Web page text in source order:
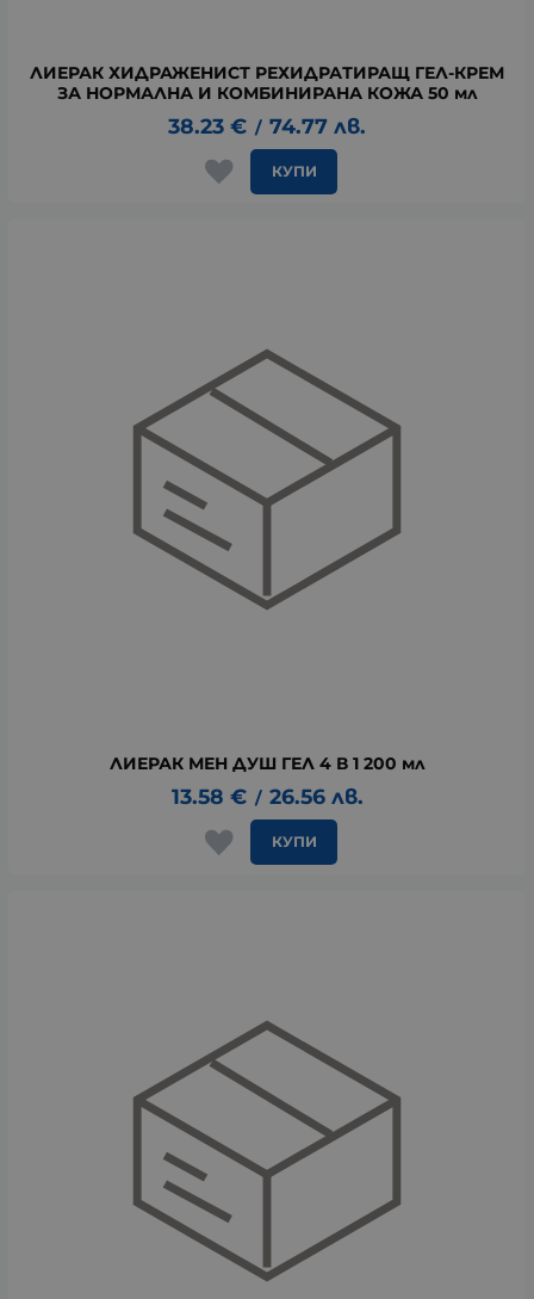
ЛИЕРАК ХИДРАЖЕНИСТ РЕХИДРАТИРАЩ ГЕЛ-КРЕМ
ЗА НОРМАЛНА И КОМБИНИРАНА КОЖА 50 мл
38.23 € / 74.77 лв.
КУПИ
ЛИЕРАК МЕН ДУШ ГЕЛ 4 В 1 200 мл
13.58 € / 26.56 лв.
КУПИ